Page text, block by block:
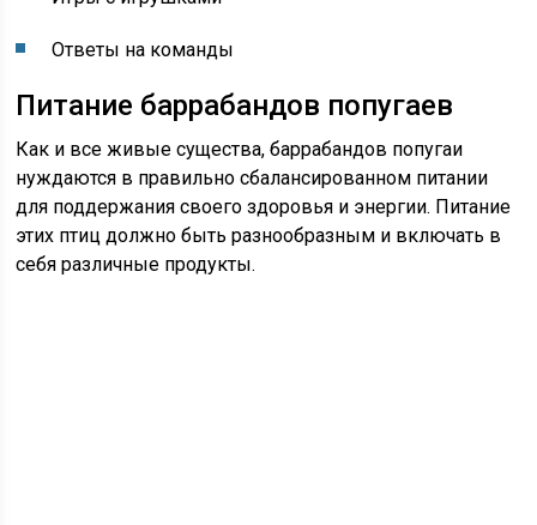
Ответы на команды
Питание баррабандов попугаев
Как и все живые существа, баррабандов попугаи
нуждаются в правильно сбалансированном питании
для поддержания своего здоровья и энергии. Питание
этих птиц должно быть разнообразным и включать в
себя различные продукты.